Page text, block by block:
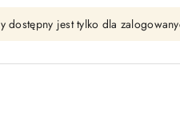
dostępny jest tylko dla